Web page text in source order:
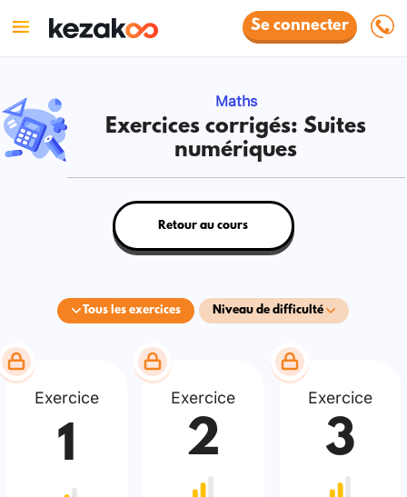
Se connecter
Maths
Exercices corrigés: Suites
numériques
Tous les exercices Niveau de difficulté
Retour au cours
Exercice
1
Exercice
2
Exercice
3